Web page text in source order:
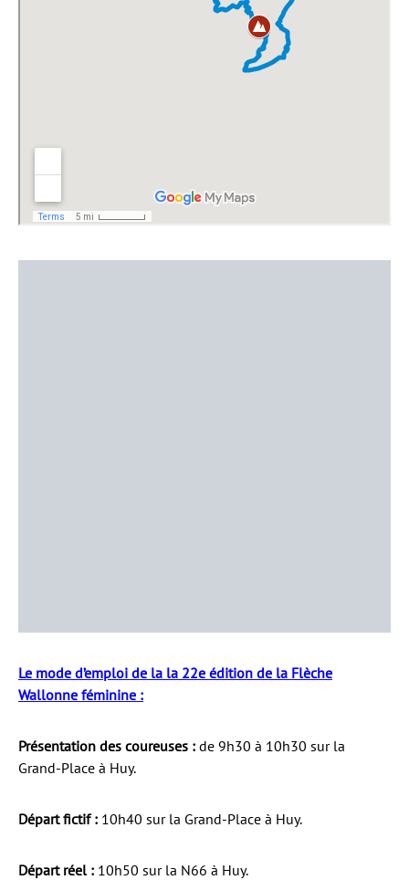
Le mode d’emploi de la la 22e édition de la Flèche
Wallonne féminine :
Présentation des coureuses : de 9h30 à 10h30 sur la
Grand-Place à Huy.
Départ fictif : 10h40 sur la Grand-Place à Huy.
Départ réel : 10h50 sur la N66 à Huy.